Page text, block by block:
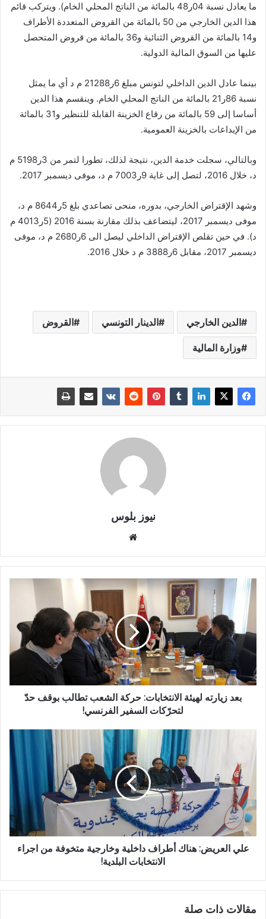
ما يعادل نسبة 04ر48 بالمائة من الناتج المحلي الخام). ويتركب قائم
هذا الدين الخارجي من 50 بالمائة من القروض المتعددة الأطراف
و14 بالمائة من القروض الثنائية و36 بالمائة من قروض المتحصل
عليها من السوق المالية الدولية.
بينما عادل الدين الداخلي لتونس مبلغ 6ر21288 م د أي ما يمثل
نسبة 86ر21 بالمائة من الناتج المحلي الخام. وينقسم هذا الدين
أساسا إلى 59 بالمائة من رقاع الخزينة القابلة للتنظير و31 بالمائة
من الإيداعات بالخزينة العمومية.
وبالتالي، سجلت خدمة الدين، نتيجة لذلك، تطورا لتمر من 3ر5198 م
د، خلال 2016، لتصل إلى غاية 9ر7003 م د، موفى ديسمبر 2017.
وشهد الإقتراض الخارجي، بدوره، منحى تصاعدي بلغ 5ر8644 م د،
موفى ديسمبر 2017، ليتضاعف بذلك مقارنة بسنة 2016 (5ر4013 م
د). في حين تقلص الإقتراض الداخلي ليصل الى 6ر2680 م د، موفى
ديسمبر 2017، مقابل 6ر3888 م د خلال 2016.
الدين الخارجي الدينار التونسي القروض
وزارة المالية
نيوز بلوس
بعد زيارته لهيئة الانتخابات: حركة الشعب تطالب بوقف حدّ
لتحرّكات السفير الفرنسي!
علي العريض: هناك أطراف داخلية وخارجية متخوفة من اجراء
الانتخابات البلدية!
مقالات ذات صلة